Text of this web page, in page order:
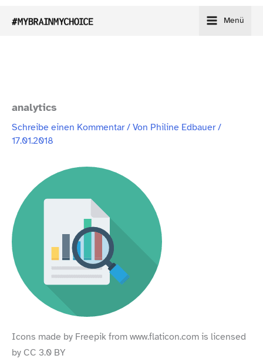
Inhalt
Menü
analytics
Schreibe einen Kommentar/ Von Philine Edbauer/
17.01.2018
Icons made by Freepik from www​.flaticon​.com is licensed
by CC 3.0 BY